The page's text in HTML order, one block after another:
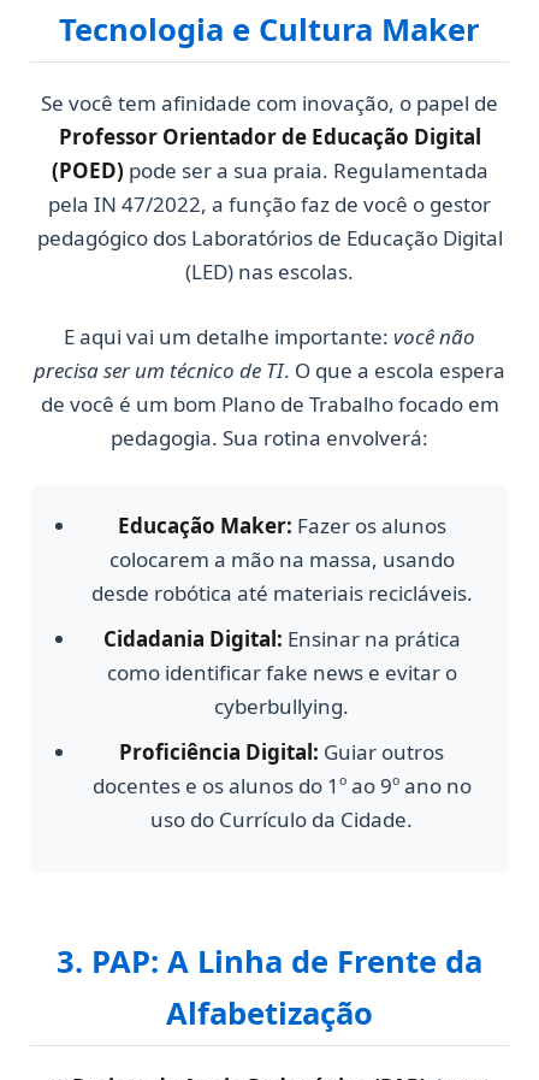
Tecnologia e Cultura Maker
Se você tem afinidade com inovação, o papel de
Professor Orientador de Educação Digital
(POED) pode ser a sua praia. Regulamentada
pela IN 47/2022, a função faz de você o gestor
pedagógico dos Laboratórios de Educação Digital
(LED) nas escolas.
E aqui vai um detalhe importante: você não
precisa ser um técnico de TI. O que a escola espera
de você é um bom Plano de Trabalho focado em
pedagogia. Sua rotina envolverá:
Educação Maker: Fazer os alunos
colocarem a mão na massa, usando
desde robótica até materiais recicláveis.
Cidadania Digital: Ensinar na prática
como identificar fake news e evitar o
cyberbullying.
Proficiência Digital: Guiar outros
docentes e os alunos do 1º ao 9º ano no
uso do Currículo da Cidade.
3. PAP: A Linha de Frente da
Alfabetização